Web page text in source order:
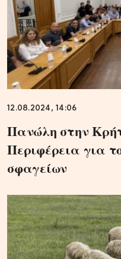
12.08.2024, 14:06
Πανώλη στην
Περιφέρεια για
σφαγείων